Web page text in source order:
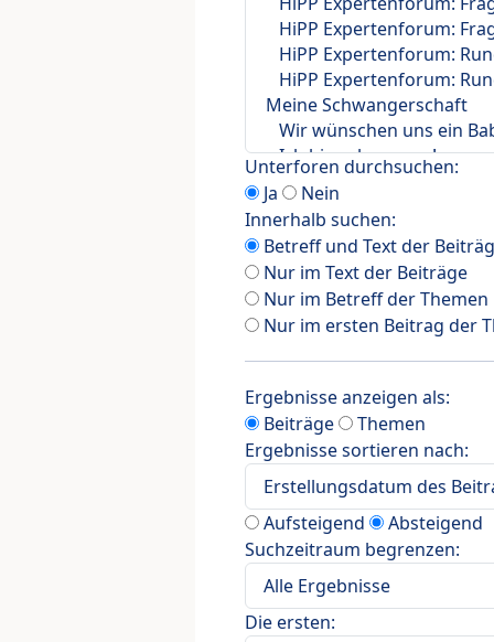
Unterforen durchsuchen:
Ja
Nein
Innerhalb suchen:
Betreff und Text der
Nur im Text der Beiträge
Nur im Betreff der Themen
Nur im ersten Beitrag der
Ergebnisse anzeigen als:
Beiträge
Themen
Ergebnisse sortieren nach:
Aufsteigend
Absteigend
Suchzeitraum begrenzen:
Die ersten: